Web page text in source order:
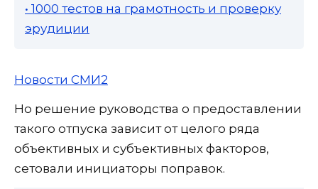
• 1000 тестов на грамотность и проверку
эрудиции
Новости СМИ2
Но решение руководства о предоставлении
такого отпуска зависит от целого ряда
объективных и субъективных факторов,
сетовали инициаторы поправок.